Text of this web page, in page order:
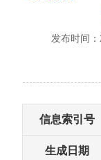
发布时间
信息索引号
生成日期